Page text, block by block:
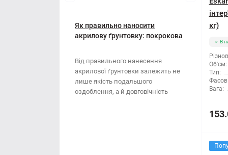
Наждачний папір
Стрічка
Викрутка
Губки для шліфування
Як правильно наносити
акрилову ґрунтовку: покрокова
Від правильного нанесення
акрилової ґрунтовки залежить не
лише якість подальшого
оздоблення, а й довговічність
кг)
В
Об'єм:
Тип:
Вага: